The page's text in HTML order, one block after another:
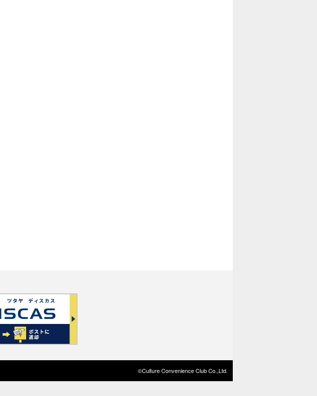
©Culture Convenience Club Co.,Ltd.